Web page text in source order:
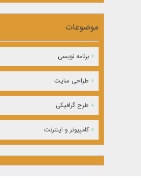
موضوعات
برنامه نویسی
طراحی سایت
طرح گرافیکی
کامپیوتر و اینترنت